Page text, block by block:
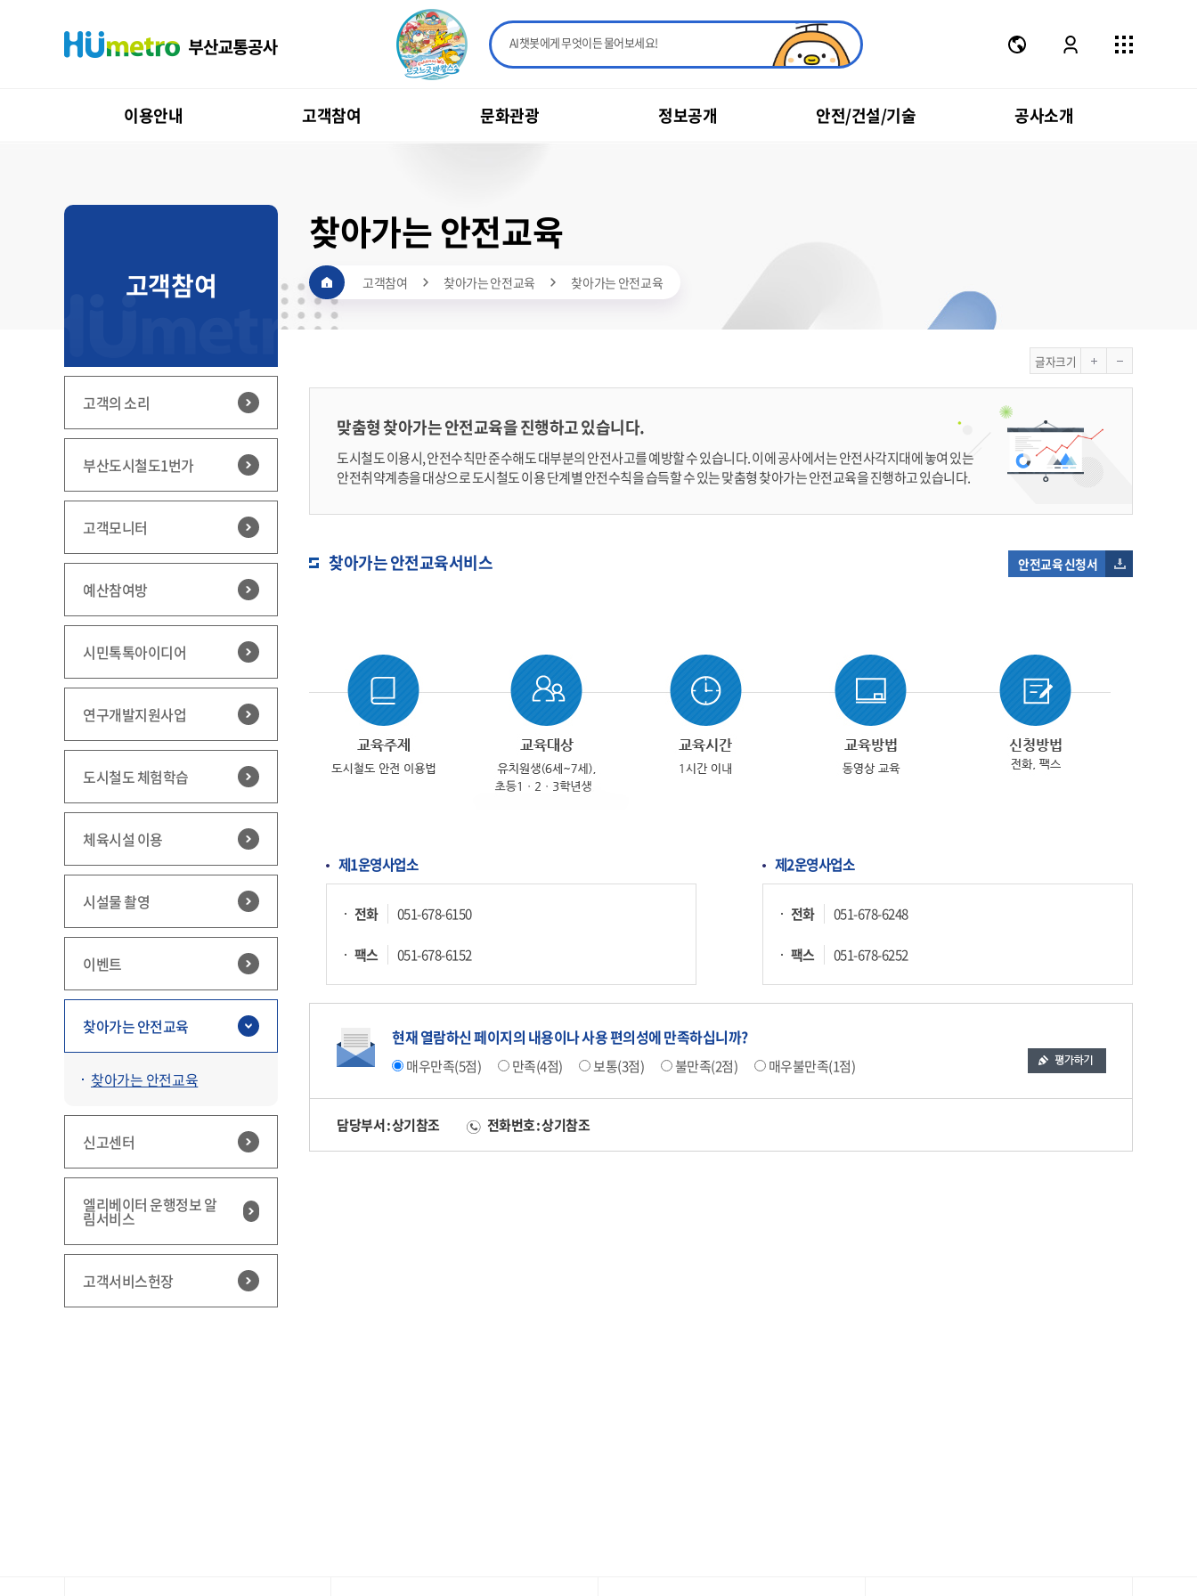
AI챗봇에게 무엇이든 물어보세요!
이용안내 고객참여 문화관광 정보공개 안전/건설/기술 공사소개
찾아가는 안전교육
고객참여 찾아가는 안전교육 찾아가는 안전교육
고객참여
고객의 소리
부산도시철도1번가
고객모니터
예산참여방
시민톡톡아이디어
연구개발지원사업
도시철도 체험학습
체육시설 이용
시설물 촬영
이벤트
찾아가는 안전교육
찾아가는 안전교육
신고센터
엘리베이터 운행정보 알
림서비스
고객서비스헌장
글자크기
맞춤형 찾아가는안전교육을 진행하고 있습니다.
도시철도 이용시, 안전수칙만 준수해도 대부분의 안전사고를 예방할 수 있습니다. 이에 공사에서는 안전사각지대에 놓여 있는
안전취약계층을 대상으로 도시철도 이용 단계별 안전수칙을 습득할 수 있는 맞춤형 찾아가는 안전교육을 진행하고 있습니다.
찾아가는 안전교육서비스 안전교육 신청서
제1운영사업소
전화 051-678-6150
팩스 051-678-6152
제2운영사업소
전화 051-678-6248
팩스 051-678-6252
현재 열람하신 페이지의 내용이나 사용 편의성에 만족하십니까?
매우만족(5점) 만족(4점) 보통(3점) 불만족(2점) 매우불만족(1점)
담당부서 : 상기참조 전화번호 : 상기참조